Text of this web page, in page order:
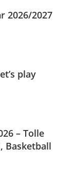
2026/2027
play
– Tolle
Basketball